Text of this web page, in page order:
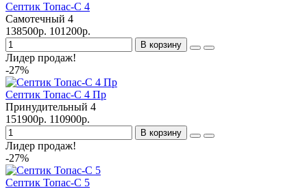
Септик Топас-С 4
Самотечный 4
138500р. 101200р.
В корзину
Лидер продаж!
-27%
Септик Топас-С 4 Пр
Принудительный 4
151900р. 110900р.
В корзину
Лидер продаж!
-27%
Септик Топас-С 5